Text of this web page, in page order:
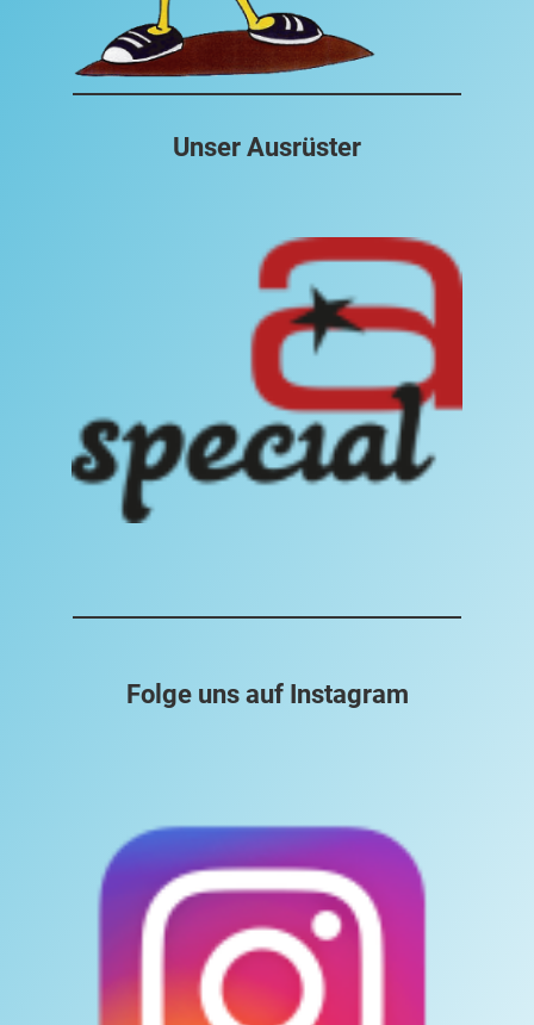
Unser Ausrüster
Folge uns auf Instagram